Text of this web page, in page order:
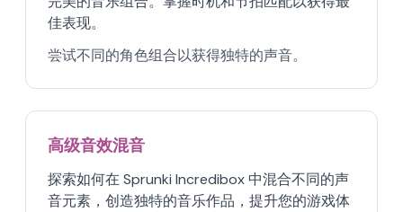
佳表现。
尝试不同的角色组合以获得独特的声音。
高级音效混音
探索如何在 Sprunki Incredibox 中混合不同的声
音元素，创造独特的音乐作品，提升您的游戏体